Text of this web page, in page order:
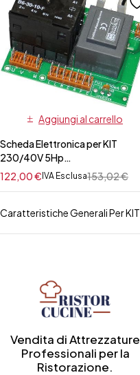
Aggiungi al carrello
Scheda Elettronica per KIT
230/40V 5Hp
ZANUSSI/ELECTROLUX153,02€
122,00€ IVA Esclusa
Caratteristiche Generali Per KIT
Vendita di Attrezzature
Professionali per la
Ristorazione.